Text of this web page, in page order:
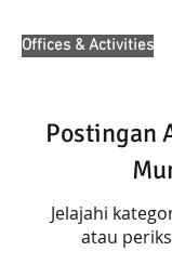
Offices & Activities
Postingan
Jelajahi
atau